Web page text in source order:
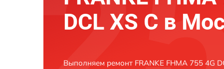
DCL XS C в
Выполняем ремонт FRANKE FHMA 755 4G